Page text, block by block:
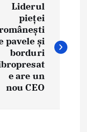
Liderul
pieței
pavele și
borduri
e are un
nou CEO